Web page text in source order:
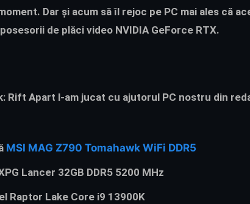
Dar și acum să îl rejoc pe PC mai ales că
de plăci video NVIDIA GeForce RTX.
Rift Apart l-am jucat cu ajutorul PC nostru din
MSI MAG Z790 Tomahawk WiFi DDR5
Lancer 32GB DDR5 5200 MHz
Raptor Lake Core i9 13900K